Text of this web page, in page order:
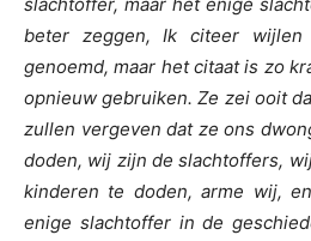
beter zeggen,Ik citeer
genoemd,maar het citaat is zo
opnieuw gebruiken. Ze zei ooit
zullen vergeven dat ze ons
doden, wij zijn de slachtoffers,
kinderen te doden, arme wij,
enige slachtoffer in de